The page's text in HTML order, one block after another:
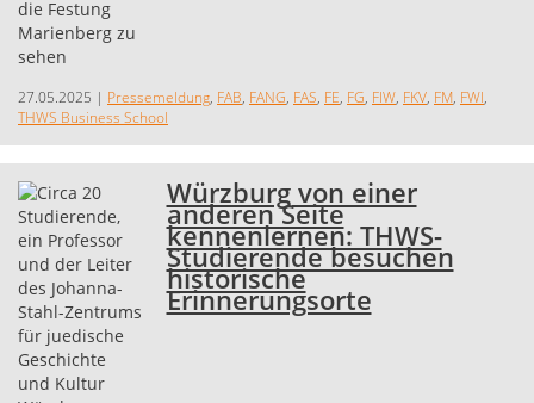
27.05.2025 | Pressemeldung, FAB, FANG, FAS, FE, FG, FIW, FKV, FM, FWI,
THWS Business School
Würzburg von einer
anderen Seite
kennenlernen: THWS-
Studierende besuchen
historische
Erinnerungsorte